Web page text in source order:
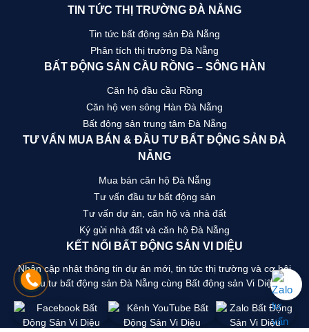
TIN TỨC THỊ TRƯỜNG ĐÀ NẴNG
Tin tức bất động sản Đà Nẵng
Phân tích thị trường Đà Nẵng
BẤT ĐỘNG SẢN CẦU RỒNG – SÔNG HÀN
Căn hộ đầu cầu Rồng
Căn hộ ven sông Hàn Đà Nẵng
Bất động sản trung tâm Đà Nẵng
TƯ VẤN MUA BÁN & ĐẦU TƯ BẤT ĐỘNG SẢN ĐÀ
NẴNG
Mua bán căn hộ Đà Nẵng
Tư vấn đầu tư bất động sản
Tư vấn dự án, căn hộ và nhà đất
Ký gửi nhà đất và căn hộ Đà Nẵng
KẾT NỐI BẤT ĐỘNG SẢN VI DIỆU
Nhận cập nhật thông tin dự án mới, tin tức thị trường và cơ hội
đầu tư bất động sản Đà Nẵng cùng Bất động sản Vi Diệu.